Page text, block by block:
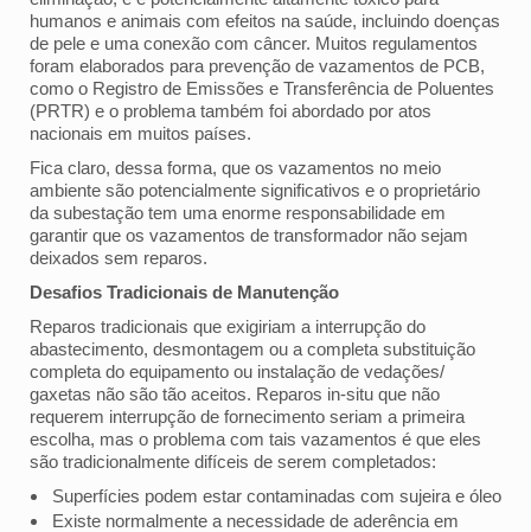
humanos e animais com efeitos na saúde, incluindo doenças
de pele e uma conexão com câncer. Muitos regulamentos
foram elaborados para prevenção de vazamentos de PCB,
como o Registro de Emissões e Transferência de Poluentes
(PRTR) e o problema também foi abordado por atos
nacionais em muitos países.
Fica claro, dessa forma, que os vazamentos no meio
ambiente são potencialmente significativos e o proprietário
da subestação tem uma enorme responsabilidade em
garantir que os vazamentos de transformador não sejam
deixados sem reparos.
Desafios Tradicionais de Manutenção
Reparos tradicionais que exigiriam a interrupção do
abastecimento, desmontagem ou a completa substituição
completa do equipamento ou instalação de vedações/
gaxetas não são tão aceitos. Reparos in-situ que não
requerem interrupção de fornecimento seriam a primeira
escolha, mas o problema com tais vazamentos é que eles
são tradicionalmente difíceis de serem completados:
Superfícies podem estar contaminadas com sujeira e óleo
Existe normalmente a necessidade de aderência em